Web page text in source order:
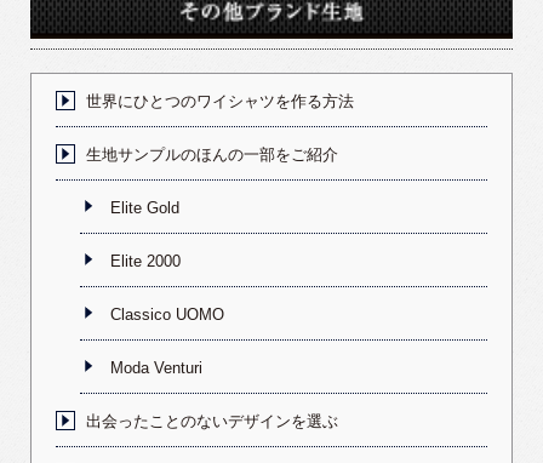
世界にひとつのワイシャツを作る方法
生地サンプルのほんの一部をご紹介
Elite Gold
Elite 2000
Classico UOMO
Moda Venturi
出会ったことのないデザインを選ぶ